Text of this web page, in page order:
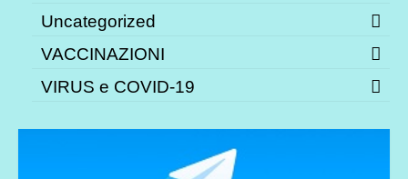
Uncategorized
VACCINAZIONI
VIRUS e COVID-19